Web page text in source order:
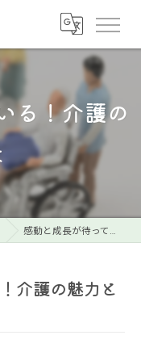
る！介護の
感動と成長が待っている！介護の魅力とは
介護の魅力と